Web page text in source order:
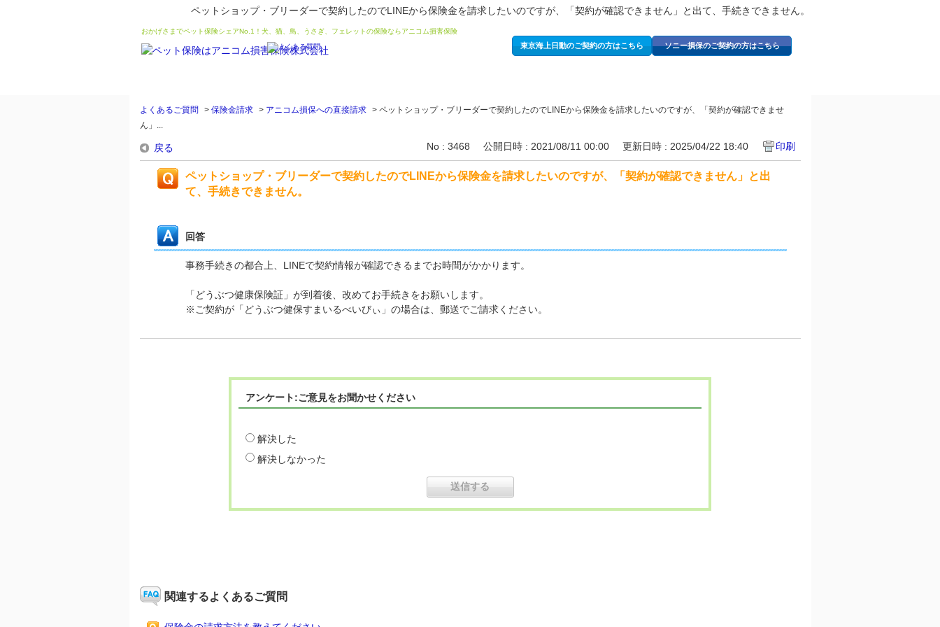
ペットショップ・ブリーダーで契約したのでLINEから保険金を請求したいのですが、「契約が確認できません」と出て、手続きできません。
おかげさまでペット保険シェアNo.1！犬、猫、鳥、うさぎ、フェレットの保険ならアニコム損害保険
東京海上日動のご契約の方はこちら ソニー損保のご契約の方はこちら
よくあるご質問 > 保険金請求 > アニコム損保への直接請求 > ペットショップ・ブリーダーで契約したのでLINEから保険金を請求したいのですが、「契約が確認できませ
ん」...
戻る No : 3468 公開日時 : 2021/08/11 00:00 更新日時 : 2025/04/22 18:40 印刷
ペットショップ・ブリーダーで契約したのでLINEから保険金を請求したいのですが、「契約が確認できません」と出
て、手続きできません。
回答
事務手続きの都合上、LINEで契約情報が確認できるまでお時間がかかります。
「どうぶつ健康保険証」が到着後、改めてお手続きをお願いします。
※ご契約が「どうぶつ健保すまいるべいびぃ」の場合は、郵送でご請求ください。
アンケート:ご意見をお聞かせください
解決した
解決しなかった
関連するよくあるご質問